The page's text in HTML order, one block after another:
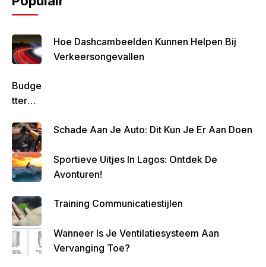
Hoe Dashcambeelden Kunnen Helpen Bij
Verkeersongevallen
Budge
Tteren
Belan
Grijk
Om
Zo
Geld
Over
Te
Houde
Schade Aan Je Auto: Dit Kun Je Er Aan Doen
Sportieve Uitjes In Lagos: Ontdek De
Avonturen!
Training Communicatiestijlen
Wanneer Is Je Ventilatiesysteem Aan
Vervanging Toe?